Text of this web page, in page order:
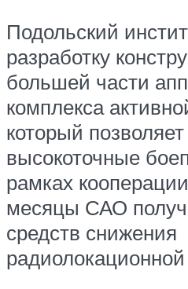
Подольский
разработку
большей части
комплекса
который
высокоточные
рамках
месяцы САО
средств снижения